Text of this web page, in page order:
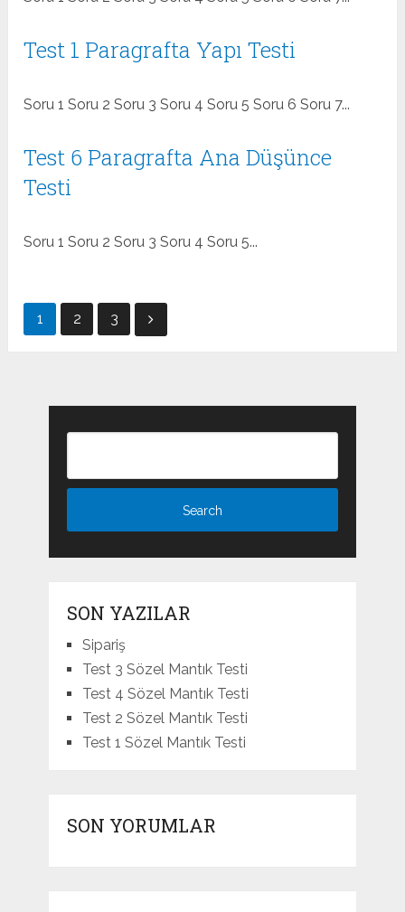
Test 1 Paragrafta Yapı Testi
Soru 1 Soru 2 Soru 3 Soru 4 Soru 5 Soru 6 Soru 7...
Test 6 Paragrafta Ana Düşünce
Testi
Soru 1 Soru 2 Soru 3 Soru 4 Soru 5...
Yazı
1 2 3
SON YAZILAR
Sipariş
Test 3 Sözel Mantık Testi
Test 4 Sözel Mantık Testi
Test 2 Sözel Mantık Testi
Test 1 Sözel Mantık Testi
SON YORUMLAR